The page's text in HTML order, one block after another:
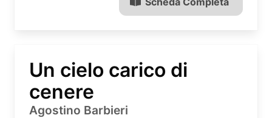
Un cielo carico di
cenere
Agostino Barbieri